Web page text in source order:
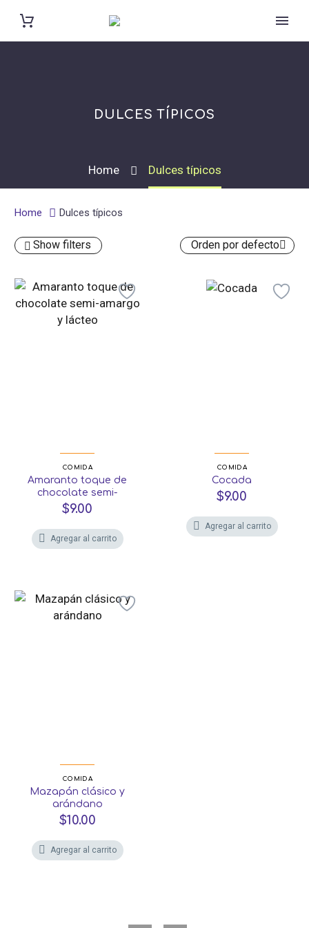
DULCES TÍPICOS
Home Dulces típicos
Home Dulces típicos
Show filters Orden por defecto
COMIDA
Amaranto toque de
chocolate semi-
amargo y lácteo
$9.00
Agregar al carrito
COMIDA
Cocada
$9.00
Agregar al carrito
COMIDA
Mazapán clásico y
arándano
$10.00
Agregar al carrito